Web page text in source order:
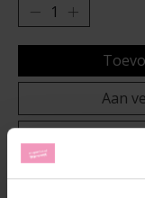
Aan